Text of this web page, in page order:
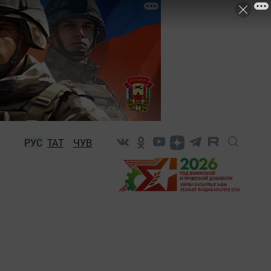
РУС ТАТ ЧУВ